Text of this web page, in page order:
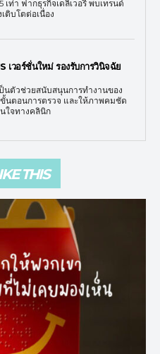
ท่า ฟากธุรกิจเดลิเวอรี พบเทรนด์
ติบโตต่อเนื่อง
เวอร์ชั่นใหม่ รองรับการวินิจฉัย
นตัวช่วยสนับสนุนการทำงานของ
นตอนการตรวจ และให้ภาพคมชัด
ใจทางคลินิก
THIS